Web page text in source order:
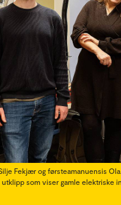
Fekjær og førsteamanuensis
som viser gamle elektriske